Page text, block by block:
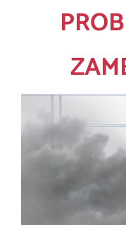
Zobraziť
obrázok